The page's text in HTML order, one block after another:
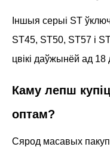
Іншыя серыі ST
ST45, ST50, ST57 і
цвікі даўжынёй ад
Каму лепш
оптам?
Сярод масавых